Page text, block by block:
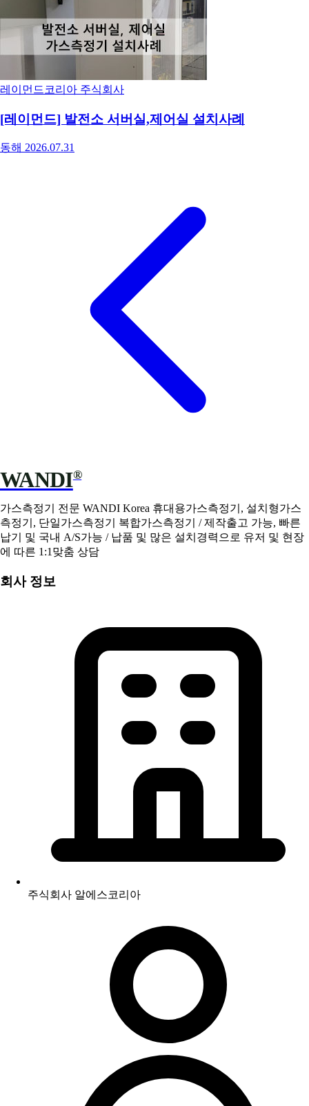
레이먼드코리아 주식회사
[레이먼드] 발전소 서버실,제어실 설치사례
동해 2026.07.31
WANDI®
가스측정기 전문 WANDI Korea 휴대용가스측정기, 설치형가스
측정기, 단일가스측정기 복합가스측정기 / 제작출고 가능, 빠른
납기 및 국내 A/S가능 / 납품 및 많은 설치경력으로 유저 및 현장
에 따른 1:1맞춤 상담
회사 정보
주식회사 알에스코리아